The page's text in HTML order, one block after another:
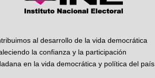
al desarrollo de la vida democrática
la confianza y la participación
en la vida democrática y política del país.